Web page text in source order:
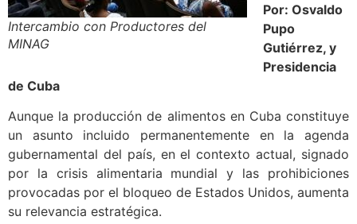
Intercambio con Productores del
MINAG
Por: Osvaldo
Pupo
Gutiérrez, y
Presidencia
de Cuba
Aunque la producción de alimentos en Cuba constituye
un asunto incluido permanentemente en la agenda
gubernamental del país, en el contexto actual, signado
por la crisis alimentaria mundial y las prohibiciones
provocadas por el bloqueo de Estados Unidos, aumenta
su relevancia estratégica.